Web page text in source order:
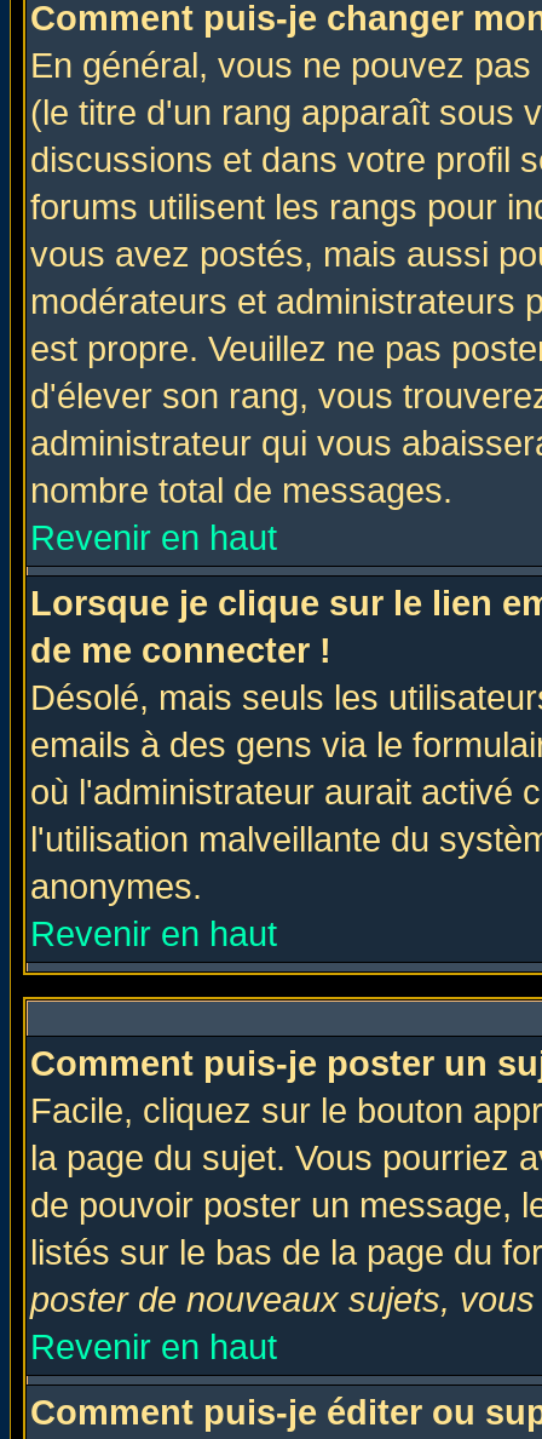
Comment puis-je changer
En général, vous ne pouvez
(le titre d'un rang apparaît sous
discussions et dans votre profil
forums utilisent les rangs pour
vous avez postés, mais aussi
modérateurs et administrateurs
est propre. Veuillez ne pas
d'élever son rang, vous
administrateur qui vous
nombre total de messages.
Revenir en haut
Lorsque je clique sur le lien
de me connecter !
Désolé, mais seuls les
emails à des gens via le
où l'administrateur aurait activé
l'utilisation malveillante du
anonymes.
Revenir en haut
Comment puis-je poster un
Facile, cliquez sur le bouton
la page du sujet. Vous pourriez
de pouvoir poster un message,
listés sur le bas de la page du
poster de nouveaux sujets,
Revenir en haut
Comment puis-je éditer ou